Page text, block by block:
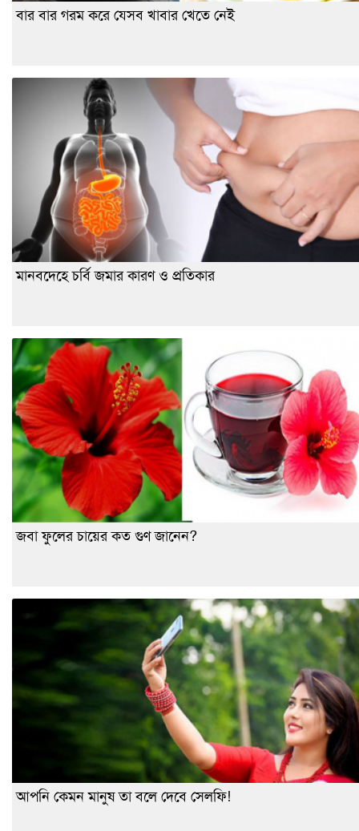
বার বার গরম করে যেসব খাবার খেতে নেই
মানবদেহে চর্বি জমার কারণ ও প্রতিকার
জবা ফুলের চায়ের কত গুণ জানেন?
আপনি কেমন মানুষ তা বলে দেবে সেলফি!